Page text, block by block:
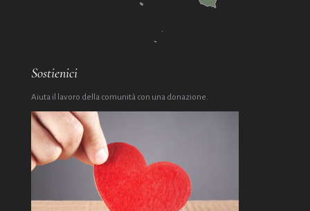
Sostienici
Aiuta il lavoro della comunità con una donazione.